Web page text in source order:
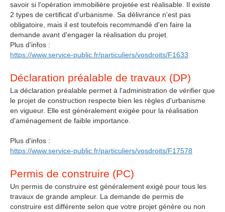
savoir si l'opération immobilière projetée est réalisable. Il existe
2 types de certificat d'urbanisme. Sa délivrance n'est pas
obligatoire, mais il est toutefois recommandé d'en faire la
demande avant d'engager la réalisation du projet.
Plus d’infos :
https://www.service-public.fr/particuliers/vosdroits/F1633
Déclaration préalable de travaux (DP)
La déclaration préalable permet à l'administration de vérifier que
le projet de construction respecte bien les règles d'urbanisme
en vigueur. Elle est généralement exigée pour la réalisation
d'aménagement de faible importance.
Plus d'infos :
https://www.service-public.fr/particuliers/vosdroits/F17578
Permis de construire (PC)
Un permis de construire est généralement exigé pour tous les
travaux de grande ampleur. La demande de permis de
construire est différente selon que votre projet génère ou non